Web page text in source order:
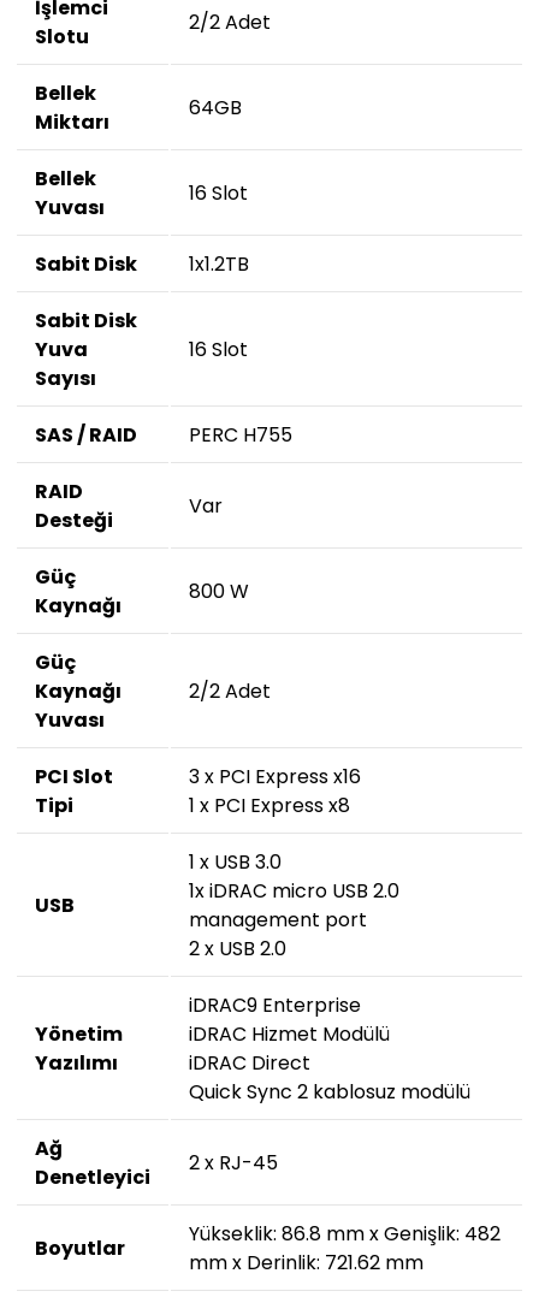
İşlemci
Slotu
2/2 Adet
Bellek
Miktarı
64GB
Bellek
Yuvası
16 Slot
Sabit Disk 1x1.2TB
Sabit Disk
Yuva
Sayısı
16 Slot
SAS / RAID PERC H755
RAID
Desteği
Var
Güç
Kaynağı
800 W
Güç
Kaynağı
Yuvası
2/2 Adet
PCI Slot
Tipi
3 x PCI Express x16
1 x PCI Express x8
USB
1 x USB 3.0
1x iDRAC micro USB 2.0
management port
2 x USB 2.0
Yönetim
Yazılımı
iDRAC9 Enterprise
iDRAC Hizmet Modülü
iDRAC Direct
Quick Sync 2 kablosuz modülü
Ağ
Denetleyici
2 x RJ-45
Boyutlar
Yükseklik: 86.8 mm x Genişlik: 482
mm x Derinlik: 721.62 mm